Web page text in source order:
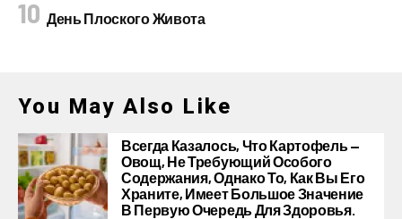
День Плоского Живота
You May Also Like
Всегда Казалось, Что Картофель —
Овощ, Не Требующий Особого
Содержания, Однако То, Как Вы Его
Храните, Имеет Большое Значение
В Первую Очередь Для Здоровья.